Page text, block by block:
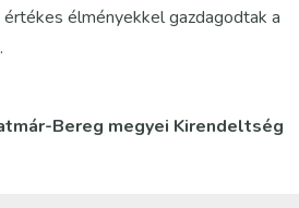
élményekkel gazdagodtak a
Bereg megyei Kirendeltség